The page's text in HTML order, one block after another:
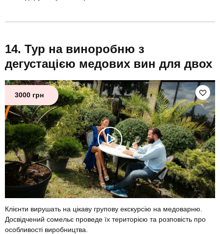
Тур на виноробню з
дегустацією медових вин для двох
3000 грн
Клієнти вирушать на цікаву групову екскурсію на медоварню.
Досвідчений сомельє проведе їх територією та розповість про
особливості виробництва.